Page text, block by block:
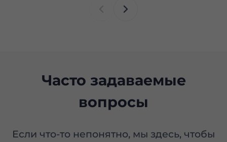
Часто задаваемые
вопросы
Если что-то непонятно, мы здесь, чтобы